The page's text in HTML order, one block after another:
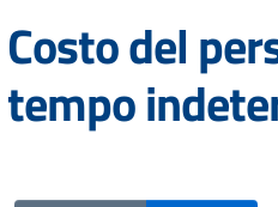
Costo del
tempo